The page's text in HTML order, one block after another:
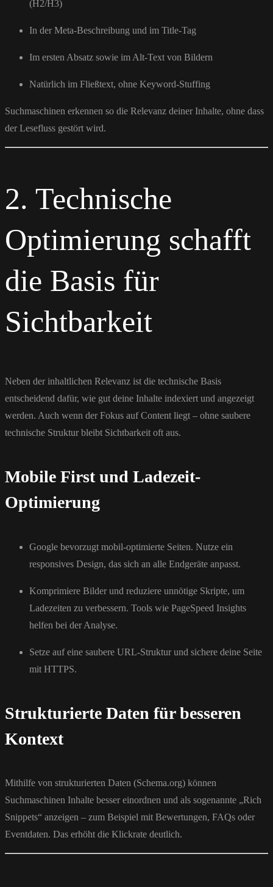
(H2/H3)
In der Meta-Beschreibung und im Title-Tag
Im ersten Absatz sowie im Alt-Text von Bildern
Natürlich im Fließtext, ohne Keyword-Stuffing
Suchmaschinen erkennen so die Relevanz deiner Inhalte, ohne dass
der Lesefluss gestört wird.
2. Technische
Optimierung schafft
die Basis für
Sichtbarkeit
Neben der inhaltlichen Relevanz ist die technische Basis
entscheidend dafür, wie gut deine Inhalte indexiert und angezeigt
werden. Auch wenn der Fokus auf Content liegt – ohne saubere
technische Struktur bleibt Sichtbarkeit oft aus.
Mobile First und Ladezeit-
Optimierung
Google bevorzugt mobil-optimierte Seiten. Nutze ein
responsives Design, das sich an alle Endgeräte anpasst.
Komprimiere Bilder und reduziere unnötige Skripte, um
Ladezeiten zu verbessern. Tools wie PageSpeed Insights
helfen bei der Analyse.
Setze auf eine saubere URL-Struktur und sichere deine Seite
mit HTTPS.
Strukturierte Daten für besseren
Kontext
Mithilfe von strukturierten Daten (Schema.org) können
Suchmaschinen Inhalte besser einordnen und als sogenannte „Rich
Snippets“ anzeigen – zum Beispiel mit Bewertungen, FAQs oder
Eventdaten. Das erhöht die Klickrate deutlich.